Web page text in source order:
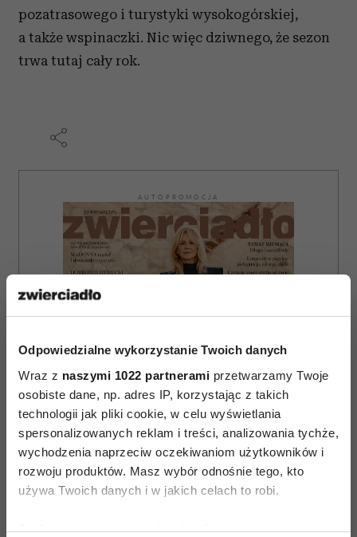
Odpowiedzialne wykorzystanie Twoich danych
Wraz z naszymi 1022 partnerami przetwarzamy Twoje
osobiste dane, np. adres IP, korzystając z takich
technologii jak pliki cookie, w celu wyświetlania
spersonalizowanych reklam i treści, analizowania tychże,
wychodzenia naprzeciw oczekiwaniom użytkowników i
rozwoju produktów. Masz wybór odnośnie tego, kto
używa Twoich danych i w jakich celach to robi.
Jeśli wyrazisz na to zgodę, chcielibyśmy również:
pozatrasowego i turystyki wysokogórskiej,
a także wspinaczki. Nic więc dziwnego, że sezon
trwa tutaj cały rok.
AUTOPROMOCJA